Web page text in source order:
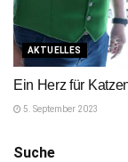
AKTUELLES
Ein Herz für
5. September 2023
Suche